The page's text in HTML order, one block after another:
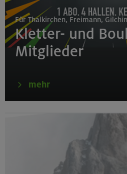
Für Thalkirchen, Freimann,
Kletter- und
Mitglieder
mehr